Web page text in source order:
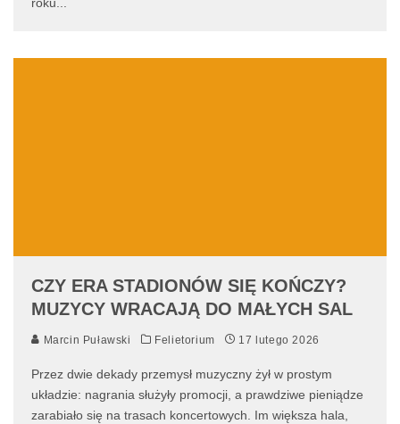
CZY ERA STADIONÓW SIĘ KOŃCZY?
MUZYCY WRACAJĄ DO MAŁYCH SAL
Marcin Puławski Felietorium 17 lutego 2026
Przez dwie dekady przemysł muzyczny żył w prostym
układzie: nagrania służyły promocji, a prawdziwe pieniądze
zarabiało się na trasach koncertowych. Im większa hala,